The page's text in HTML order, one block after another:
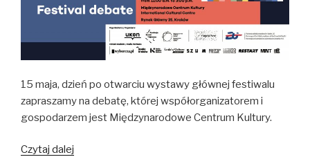
European
cooperation
in
15 maja, dzień po otwarciu wystawy głównej festiwalu
zapraszamy na debatę, której współorganizatorem i
gospodarzem jest Międzynarodowe Centrum Kultury.
Czytaj dalej